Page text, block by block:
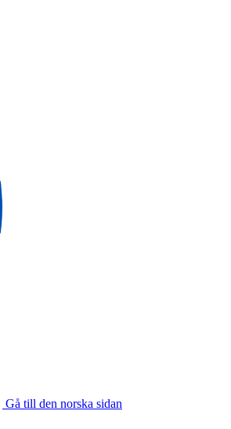
Gå till den norska sidan